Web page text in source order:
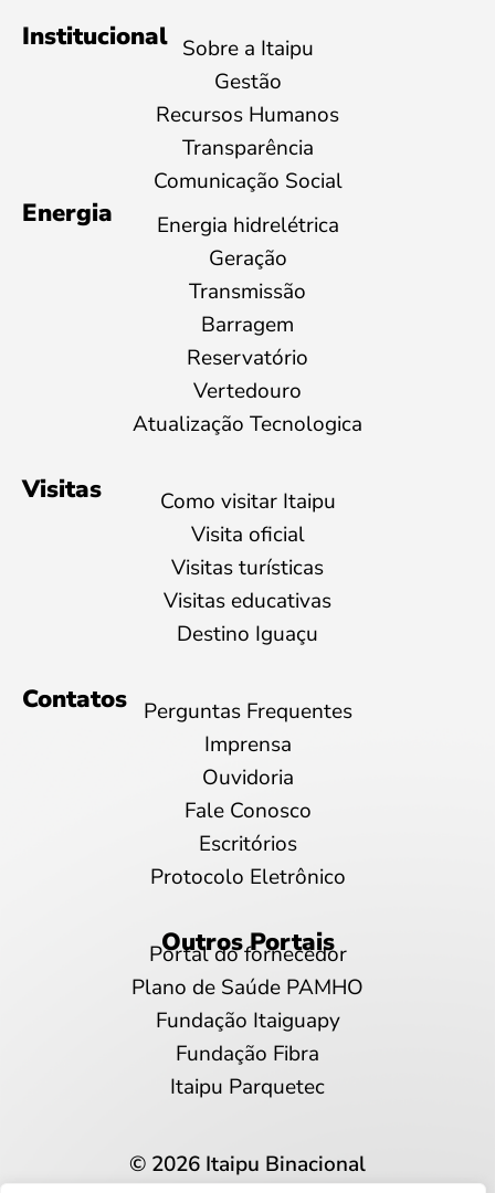
Institucional Sobre a Itaipu
Gestão
Recursos Humanos
Transparência
Comunicação Social
Energia
Energia hidrelétrica
Geração
Transmissão
Barragem
Reservatório
Vertedouro
Atualização Tecnologica
Visitas
Como visitar Itaipu
Visita oficial
Visitas turísticas
Visitas educativas
Destino Iguaçu
Contatos
Perguntas Frequentes
Imprensa
Ouvidoria
Fale Conosco
Escritórios
Protocolo Eletrônico
Outros Portais
Portal do fornecedor
Plano de Saúde PAMHO
Fundação Itaiguapy
Fundação Fibra
Itaipu Parquetec
© 2026 Itaipu Binacional